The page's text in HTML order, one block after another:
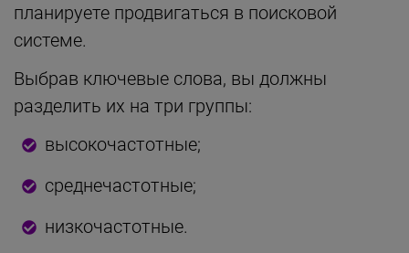
планируете продвигаться в поисковой
системе.
Выбрав ключевые слова, вы должны
разделить их на три группы:
высокочастотные;
среднечастотные;
низкочастотные.